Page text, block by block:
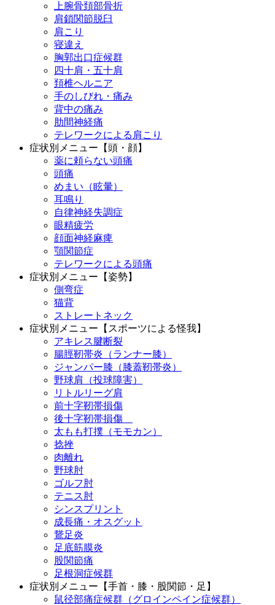
上腕骨頚部骨折
肩鎖関節脱臼
肩こり
寝違え
胸郭出口症候群
四十肩・五十肩
頚椎ヘルニア
手のしびれ・痛み
背中の痛み
肋間神経痛
テレワークによる肩こり
症状別メニュー【頭・顔】
薬に頼らない頭痛
頭痛
めまい（眩暈）
耳鳴り
自律神経失調症
眼精疲労
顔面神経麻痺
顎関節症
テレワークによる頭痛
症状別メニュー【姿勢】
側弯症
猫背
ストレートネック
症状別メニュー【スポーツによる怪我】
アキレス腱断裂
腸脛靭帯炎（ランナー膝）
ジャンパー膝（膝蓋靭帯炎）
野球肩（投球障害）
リトルリーグ肩
前十字靭帯損傷
後十字靭帯損傷
太もも打撲（モモカン）
捻挫
肉離れ
野球肘
ゴルフ肘
テニス肘
シンスプリント
成長痛・オスグット
鵞足炎
足底筋膜炎
股関節痛
足根洞症候群
症状別メニュー【手首・膝・股関節・足】
鼠径部痛症候群（グロインペイン症候群）